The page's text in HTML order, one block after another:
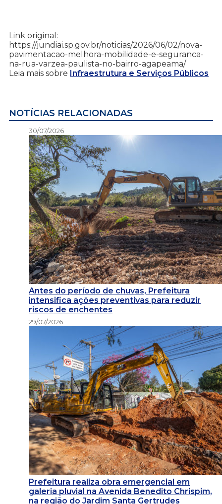
Link original:
https://jundiai.sp.gov.br/noticias/2026/06/02/nova-
pavimentacao-melhora-mobilidade-e-seguranca-
na-rua-varzea-paulista-no-bairro-agapeama/
Leia mais sobre Infraestrutura e Serviços Públicos
NOTÍCIAS RELACIONADAS
30/07/2026
Antes do período de chuvas, Prefeitura
intensifica ações preventivas para reduzir
riscos de enchentes
29/07/2026
Prefeitura realiza obra emergencial em
galeria pluvial na Avenida Benedito Chrispim,
na região do Jardim Santa Gertrudes